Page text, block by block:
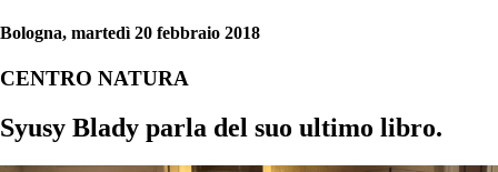
Bologna, martedì 20 febbraio 2018
CENTRO NATURA
Syusy Blady parla del suo ultimo libro.